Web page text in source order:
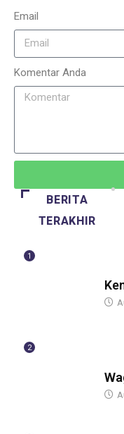
Email
Komentar Anda
BERITA
TERAKHIR
1
2